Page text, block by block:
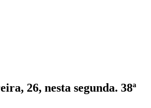
26, nesta segunda. 38ª